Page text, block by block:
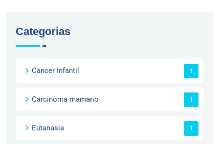
Categorias
Cáncer Infantil 1
Carcinoma mamario 1
Eutanasia 1